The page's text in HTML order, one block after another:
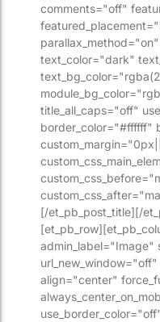
comments="off"
text_color="dark"
title_all_caps="off"
border_color="#ffffff"
[/et_pb_post_title][/
admin_label="Image"
align="center"